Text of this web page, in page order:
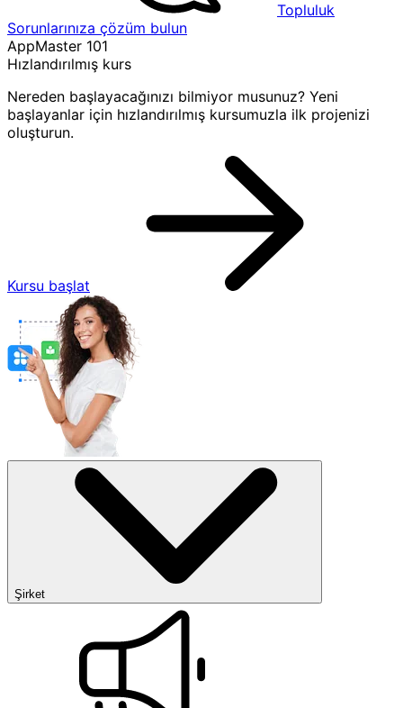
Topluluk
Sorunlarınıza çözüm bulun
AppMaster 101
Hızlandırılmış kurs
Nereden başlayacağınızı bilmiyor musunuz? Yeni
başlayanlar için hızlandırılmış kursumuzla ilk projenizi
oluşturun.
Kursu başlat
Şirket